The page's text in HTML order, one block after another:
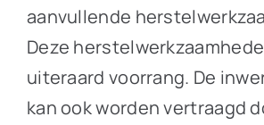
aanvullende
Deze
uiteraard voorrang. De
kan ook worden vertraagd